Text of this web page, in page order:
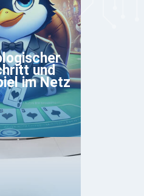
und
im Netz